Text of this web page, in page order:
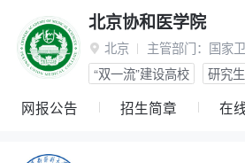
北京协和医学院
 北京 主管部门： 国家
“双一流”建设高校
研究
网报公告 招生简章 在